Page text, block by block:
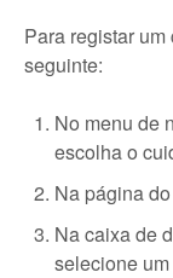
Para registar
seguinte:
No menu de
escolha o
Na página
Na caixa de
selecione